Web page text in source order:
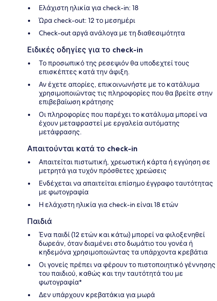
Ελάχιστη ηλικία για check-in: 18
Ώρα check-out: 12 το μεσημέρι
Check-out αργά ανάλογα με τη διαθεσιμότητα
Ειδικές οδηγίες για το check-in
Το προσωπικό της ρεσεψιόν θα υποδεχτεί τους
επισκέπτες κατά την άφιξη.
Αν έχετε απορίες, επικοινωνήστε με το κατάλυμα
χρησιμοποιώντας τις πληροφορίες που θα βρείτε στην
επιβεβαίωση κράτησης
Οι πληροφορίες που παρέχει το κατάλυμα μπορεί να
έχουν μεταφραστεί με εργαλεία αυτόματης
μετάφρασης.
Απαιτούνται κατά το check-in
Απαιτείται πιστωτική, χρεωστική κάρτα ή εγγύηση σε
μετρητά για τυχόν πρόσθετες χρεώσεις
Ενδέχεται να απαιτείται επίσημο έγγραφο ταυτότητας
με φωτογραφία
Η ελάχιστη ηλικία για check-in είναι 18 ετών
Παιδιά
Ένα παιδί (12 ετών και κάτω) μπορεί να φιλοξενηθεί
δωρεάν, όταν διαμένει στο δωμάτιο του γονέα ή
κηδεμόνα χρησιμοποιώντας τα υπάρχοντα κρεβάτια
Οι γονείς πρέπει να φέρουν το πιστοποιητικό γέννησης
του παιδιού, καθώς και την ταυτότητά του με
φωτογραφία*
Δεν υπάρχουν κρεβατάκια για μωρά